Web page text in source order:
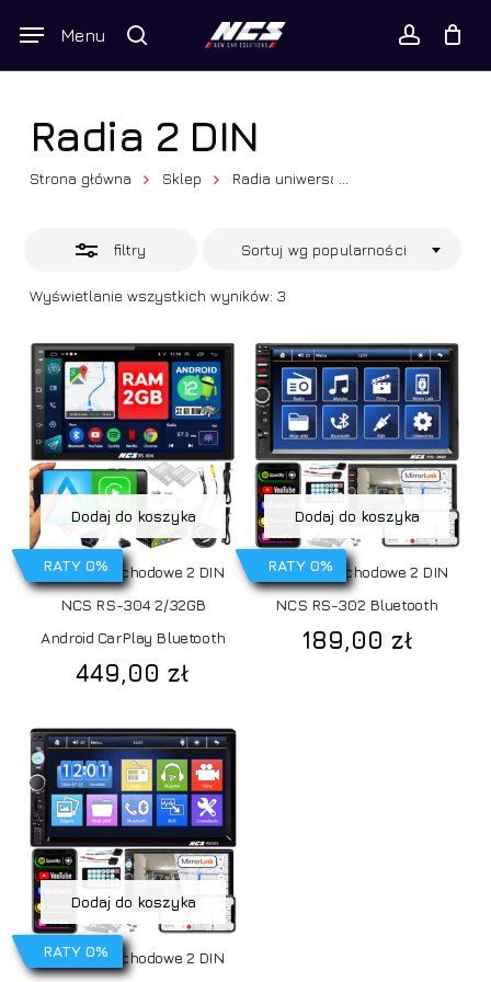
Wyszukiwarka
produktów
search account
Menu
Twój koszyk Close
Radia 2 DIN
Strona główna Sklep Radia uniwersalne...
filtry
Wyświetlanie wszystkich wyników: 3Posortowane
Sortuj wg popularności
Close
RATY 0%
Dodaj do koszyka
Radio samochodowe 2 DIN
NCS RS-304 2/32GB
Android CarPlay Bluetooth
449,00zł
RATY 0%
Dodaj do koszyka
Radio samochodowe 2 DIN
NCS RS-302 Bluetooth
189,00 zł
RATY 0%
Dodaj do koszyka
Radio samochodowe 2 DIN